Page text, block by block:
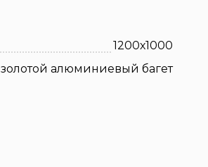
1200х1000
золотой алюминиевый багет